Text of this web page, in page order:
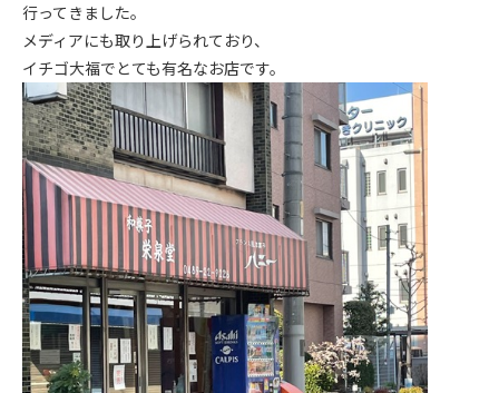
行ってきました。
メディアにも取り上げられており、
イチゴ大福でとても有名なお店です。